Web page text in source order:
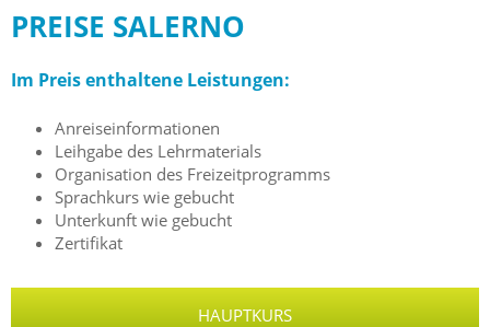
PREISE SALERNO
Im Preis enthaltene Leistungen:
Anreiseinformationen
Leihgabe des Lehrmaterials
Organisation des Freizeitprogramms
Sprachkurs wie gebucht
Unterkunft wie gebucht
Zertifikat
HAUPTKURS